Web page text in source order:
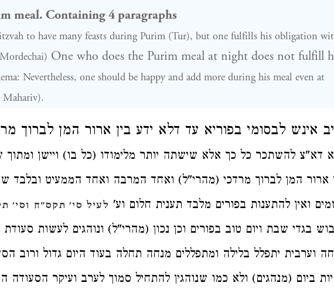
meal. Containing 4 paragraphs
to have many feasts during Purim (Tur), but one fulfills his obligation
One who does the Purim meal at night does not fulfill
Nevertheless, one should be happy and add more during his meal even at
Mahariv).
אינש לבסומי בפוריא עד דלא ידע בין ארור המן לברוך
דא"צ להשתכר כל כך אלא שישתה יותר מלימודו (כל בו) ויישן ומתוך
ארור המן לברוך מרדכי (מהרי"ל) ואחד המרבה ואחד הממעיט ובלבד
ואין להתענות בפורים מלבד תענית חלום וע' לעיל סי' תקס"ח וסי'
בגדי שבת ויום טוב בפורים וכן נכון (מהרי"ל) ונוהגים לעשות סעודת
וערבית יתפלל בלילה ומתפללים מנחה תחלה בעוד היום גדול ורוב
ביום (מנהגים) ולא כמו שנוהגין להתחיל סמוך לערב ועיקר הסעודה